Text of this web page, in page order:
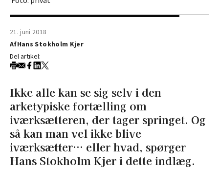
21. juni 2018
AfHans Stokholm Kjer
Del artikel:
Ikke alle kan se sig selv i den
arketypiske fortælling om
iværksætteren, der tager springet. Og
så kan man vel ikke blive
iværksætter… eller hvad, spørger
Hans Stokholm Kjer i dette indlæg.